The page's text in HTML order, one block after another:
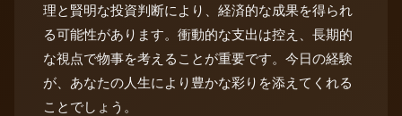
理と賢明な投資判断により、経済的な成果を得られ
る可能性があります。衝動的な支出は控え、長期的
な視点で物事を考えることが重要です。今日の経験
が、あなたの人生により豊かな彩りを添えてくれる
ことでしょう。